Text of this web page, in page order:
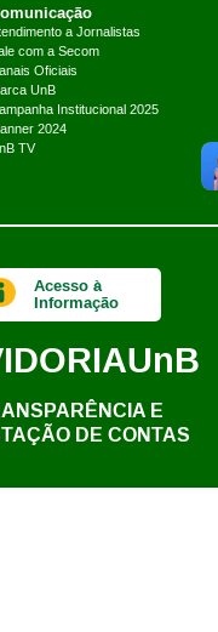
a Jornalistas
com a Secom
Oficiais
UnB
Institucional 2025
2024
TV
Acesso à
Informação
UnB
E
DE CONTAS